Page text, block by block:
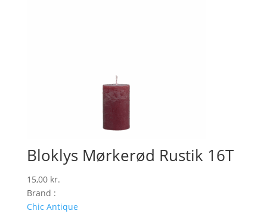
Bloklys Mørkerød Rustik 16T
15,00 kr.
Brand :
Chic Antique